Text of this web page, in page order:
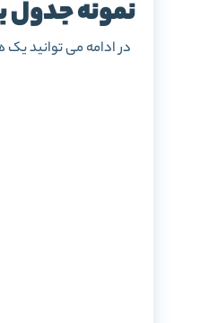
نمونه جدول
در ادامه می توانید یک هفته از